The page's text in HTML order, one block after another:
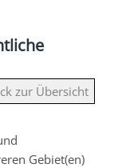
zur Übersicht
Gebiet(en)